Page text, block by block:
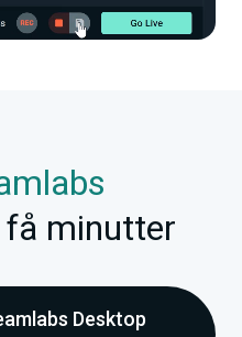
få minutter
Desktop